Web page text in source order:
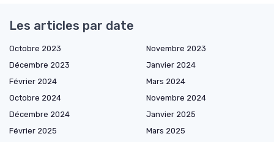
Les articles par date
Octobre 2023
Novembre 2023
Décembre 2023
Janvier 2024
Février 2024
Mars 2024
Octobre 2024
Novembre 2024
Décembre 2024
Janvier 2025
Février 2025
Mars 2025